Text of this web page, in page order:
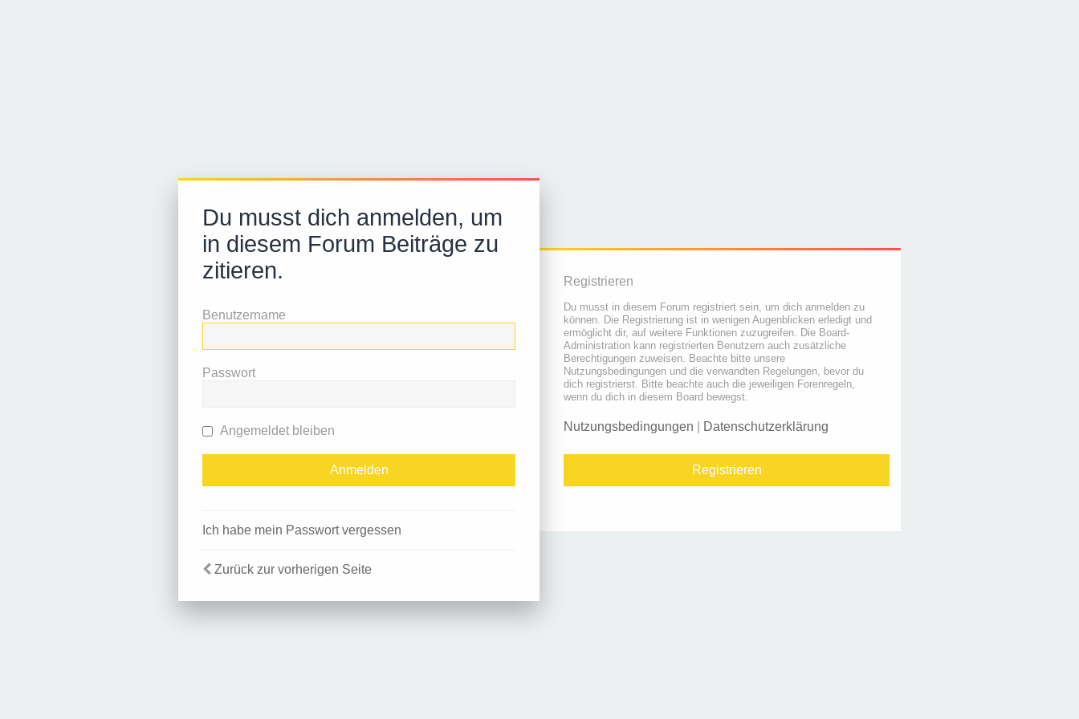
Du musst dich anmelden, um
in diesem Forum Beiträge zu
zitieren.
Benutzername
Passwort
Angemeldet bleiben
Ich habe mein Passwort vergessen
Zurück zur vorherigen Seite
Registrieren
Du musst in diesem Forum registriert sein, um dich anmelden zu
können. Die Registrierung ist in wenigen Augenblicken erledigt und
ermöglicht dir, auf weitere Funktionen zuzugreifen. Die Board-
Administration kann registrierten Benutzern auch zusätzliche
Berechtigungen zuweisen. Beachte bitte unsere
Nutzungsbedingungen und die verwandten Regelungen, bevor du
dich registrierst. Bitte beachte auch die jeweiligen Forenregeln,
wenn du dich in diesem Board bewegst.
Nutzungsbedingungen Datenschutzerklärung
Registrieren